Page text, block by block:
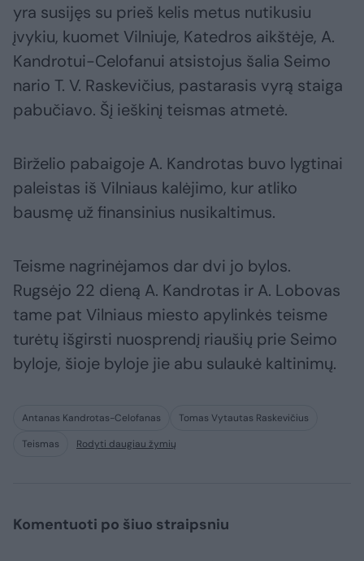
yra susijęs su prieš kelis metus nutikusiu
įvykiu, kuomet Vilniuje, Katedros aikštėje, A.
Kandrotui-Celofanui atsistojus šalia Seimo
nario T. V. Raskevičius, pastarasis vyrą staiga
pabučiavo. Šį ieškinį teismas atmetė.
Birželio pabaigoje A. Kandrotas buvo lygtinai
paleistas iš Vilniaus kalėjimo, kur atliko
bausmę už finansinius nusikaltimus.
Teisme nagrinėjamos dar dvi jo bylos.
Rugsėjo 22 dieną A. Kandrotas ir A. Lobovas
tame pat Vilniaus miesto apylinkės teisme
turėtų išgirsti nuosprendį riaušių prie Seimo
byloje, šioje byloje jie abu sulaukė kaltinimų.
Antanas Kandrotas-Celofanas
Tomas Vytautas Raskevičius
Teismas
Rodyti daugiau žymių
Komentuoti po šiuo straipsniu